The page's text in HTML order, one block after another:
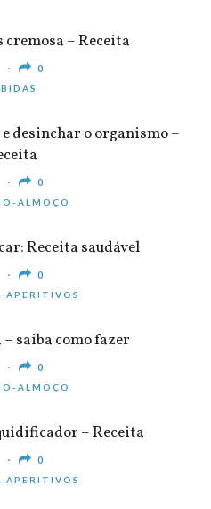
cremosa – Receita
0
desinchar o organismo –
0
ALMOÇO
Receita saudável
0
APERITIVOS
saiba como fazer
0
ALMOÇO
– Receita
0
APERITIVOS